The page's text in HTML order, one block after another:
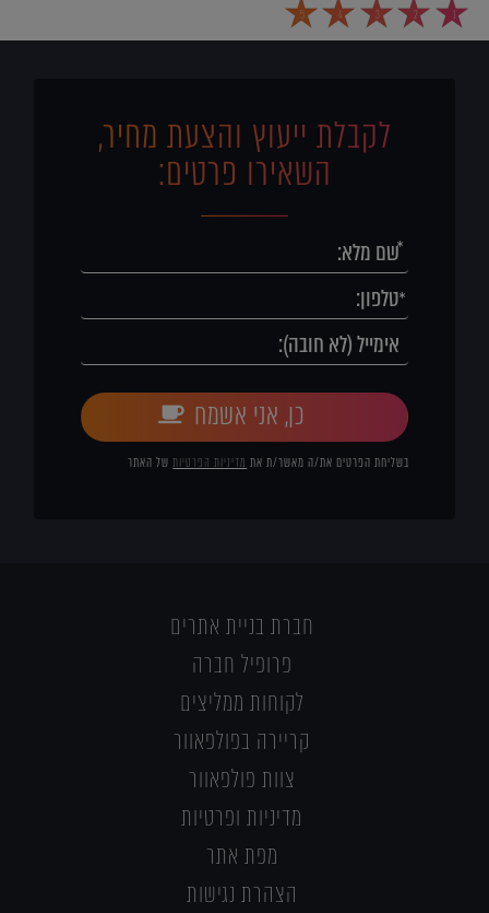
1
2
3
4
5
לקבלת ייעוץ והצעת מחיר,
השאירו פרטים:
כן, אני אשמח
בשליחת הפרטים את/ה מאשר/ת את מדיניות הפרטיותשל האתר
חברת בניית אתרים
פרופיל חברה
לקוחות ממליצים
קריירה בפולפאוור
צוות פולפאוור
מדיניות ופרטיות
מפת אתר
הצהרת נגישות